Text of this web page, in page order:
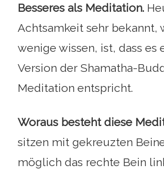
Besseres als Meditation.
Achtsamkeit sehr bekannt,
wenige wissen, ist, dass es
Version der Shamatha-
Meditation entspricht.
Woraus besteht diese
sitzen mit gekreuzten
möglich das rechte Bein